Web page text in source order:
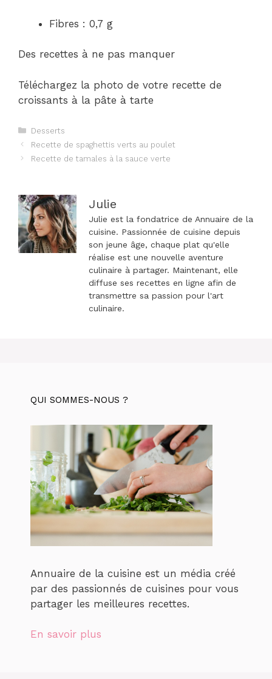
Fibres : 0,7 g
Des recettes à ne pas manquer
Téléchargez la photo de votre recette de
croissants à la pâte à tarte
Catégories
Desserts
Navigation
des
Recette de spaghettis verts au poulet
Recette de tamales à la sauce verte
Julie
Julie est la fondatrice de Annuaire de la
cuisine. Passionnée de cuisine depuis
son jeune âge, chaque plat qu'elle
réalise est une nouvelle aventure
culinaire à partager. Maintenant, elle
diffuse ses recettes en ligne afin de
transmettre sa passion pour l'art
culinaire.
QUI SOMMES-NOUS ?
Annuaire de la cuisine est un média créé
par des passionnés de cuisines pour vous
partager les meilleures recettes.
En savoir plus